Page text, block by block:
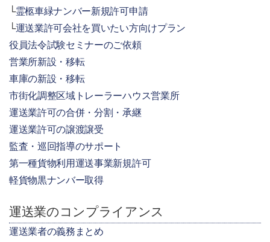
霊柩車緑ナンバー新規許可申請
運送業許可会社を買いたい方向けプラン
役員法令試験セミナーのご依頼
営業所新設・移転
車庫の新設・移転
市街化調整区域トレーラーハウス営業所
運送業許可の合併・分割・承継
運送業許可の譲渡譲受
監査・巡回指導のサポート
第一種貨物利用運送事業新規許可
軽貨物黒ナンバー取得
運送業のコンプライアンス
運送業者の義務まとめ